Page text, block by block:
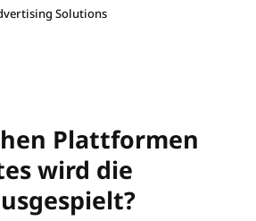
Solutions
Plattformen
wird die